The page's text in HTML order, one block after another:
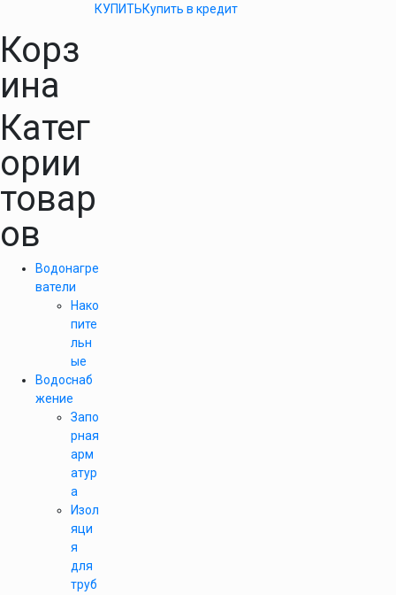
КУПИТЬКупить в кредит
Корз
ина
Катег
ории
товар
ов
Водонагре
ватели
Нако
пите
льн
ые
Водоснаб
жение
Запо
рная
арм
атур
а
Изол
яци
я
для
труб